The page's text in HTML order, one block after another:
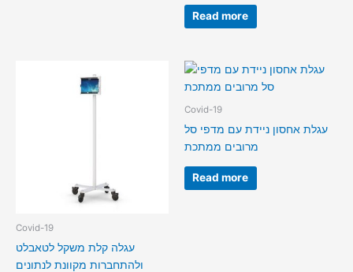
Read more
Covid-19
עגלה קלת משקל לטאבלט
ולהתחברות מקוונת לנתונים
Covid-19
עגלת אחסון ניידת עם מדפי סל
מרובים ממתכת
Read more